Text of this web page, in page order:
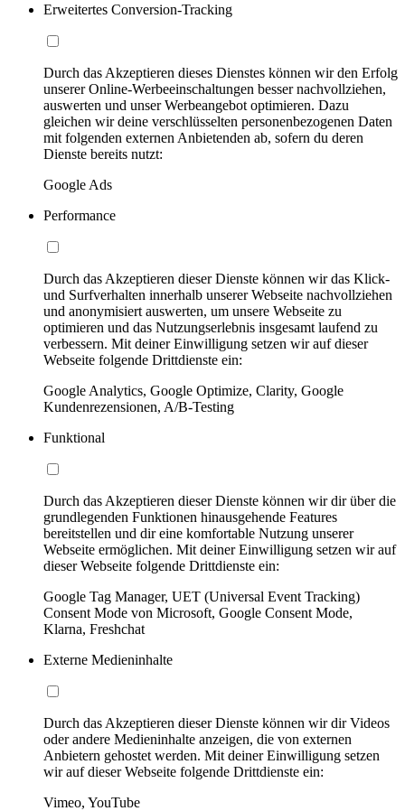
Erweitertes Conversion-Tracking
Durch das Akzeptieren dieses Dienstes können wir den Erfolg
unserer Online-Werbeeinschaltungen besser nachvollziehen,
auswerten und unser Werbeangebot optimieren. Dazu
gleichen wir deine verschlüsselten personenbezogenen Daten
mit folgenden externen Anbietenden ab, sofern du deren
Dienste bereits nutzt:
Google Ads
Performance
Durch das Akzeptieren dieser Dienste können wir das Klick-
und Surfverhalten innerhalb unserer Webseite nachvollziehen
und anonymisiert auswerten, um unsere Webseite zu
optimieren und das Nutzungserlebnis insgesamt laufend zu
verbessern. Mit deiner Einwilligung setzen wir auf dieser
Webseite folgende Drittdienste ein:
Google Analytics, Google Optimize, Clarity, Google
Kundenrezensionen, A/B-Testing
Funktional
Durch das Akzeptieren dieser Dienste können wir dir über die
grundlegenden Funktionen hinausgehende Features
bereitstellen und dir eine komfortable Nutzung unserer
Webseite ermöglichen. Mit deiner Einwilligung setzen wir auf
dieser Webseite folgende Drittdienste ein:
Google Tag Manager, UET (Universal Event Tracking)
Consent Mode von Microsoft, Google Consent Mode,
Klarna, Freshchat
Externe Medieninhalte
Durch das Akzeptieren dieser Dienste können wir dir Videos
oder andere Medieninhalte anzeigen, die von externen
Anbietern gehostet werden. Mit deiner Einwilligung setzen
wir auf dieser Webseite folgende Drittdienste ein:
Vimeo, YouTube